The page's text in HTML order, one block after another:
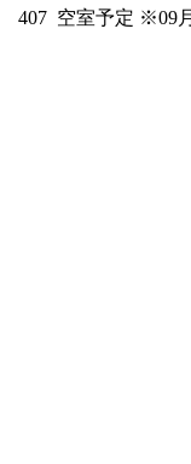
407 空室予定 ※09